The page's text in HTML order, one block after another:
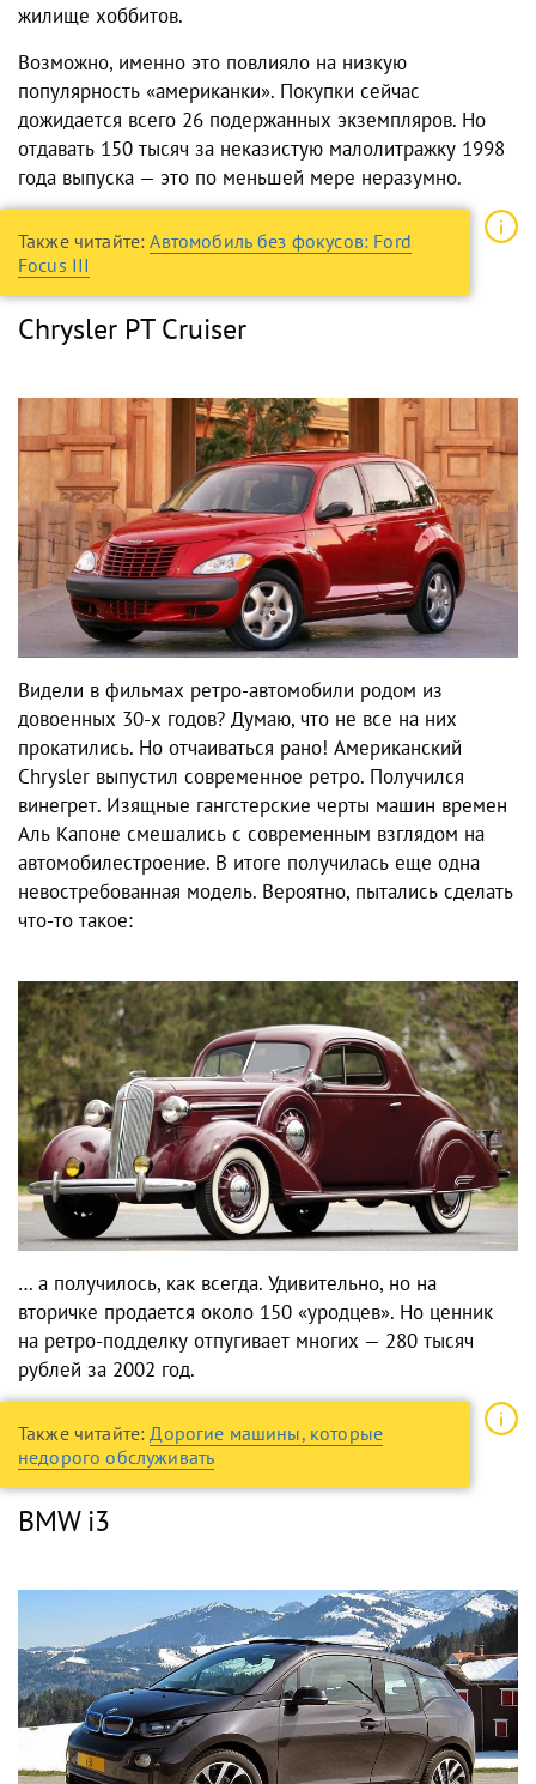
жилище хоббитов.
Возможно, именно это повлияло на низкую
популярность «американки». Покупки сейчас
дожидается всего 26 подержанных экземпляров. Но
отдавать 150 тысяч за неказистую малолитражку 1998
года выпуска — это по меньшей мере неразумно.
Также читайте:Автомобиль без фокусов: Ford
Focus III
Chrysler PT Cruiser
Видели в фильмах ретро-автомобили родом из
довоенных 30-х годов? Думаю, что не все на них
прокатились. Но отчаиваться рано! Американский
Chrysler выпустил современное ретро. Получился
винегрет. Изящные гангстерские черты машин времен
Аль Капоне смешались с современным взглядом на
автомобилестроение. В итоге получилась еще одна
невостребованная модель. Вероятно, пытались сделать
что-то такое:
… а получилось, как всегда. Удивительно, но на
вторичке продается около 150 «уродцев». Но ценник
на ретро-подделку отпугивает многих — 280 тысяч
рублей за 2002 год.
Также читайте: Дорогие машины, которые
недорого обслуживать
BMW i3